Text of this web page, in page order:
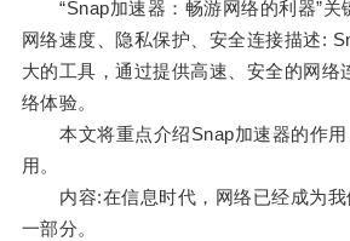
“Snap加速器：畅游网络的利器”关
网络速度、隐私保护、安全连接描述:
大的工具，通过提供高速、安全的网络
络体验。
本文将重点介绍Snap加速器的作用
用。
内容:在信息时代，网络已经成为我
一部分。